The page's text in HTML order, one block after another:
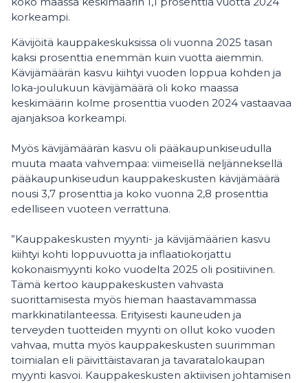
korkeampi.
Kävijöitä kauppakeskuksissa oli vuonna 2025 tasan
kaksi prosenttia enemmän kuin vuotta aiemmin.
Kävijämäärän kasvu kiihtyi vuoden loppua kohden ja
loka-joulukuun kävijämäärä oli koko maassa
keskimäärin kolme prosenttia vuoden 2024 vastaavaa
ajanjaksoa korkeampi.
Myös kävijämäärän kasvu oli pääkaupunkiseudulla
muuta maata vahvempaa: viimeisellä neljänneksellä
pääkaupunkiseudun kauppakeskusten kävijämäärä
nousi 3,7 prosenttia ja koko vuonna 2,8 prosenttia
edelliseen vuoteen verrattuna.
”Kauppakeskusten myynti- ja kävijämäärien kasvu
kiihtyi kohti loppuvuotta ja inflaatiokorjattu
kokonaismyynti koko vuodelta 2025 oli positiivinen.
Tämä kertoo kauppakeskusten vahvasta
suorittamisesta myös hieman haastavammassa
markkinatilanteessa. Erityisesti kauneuden ja
terveyden tuotteiden myynti on ollut koko vuoden
vahvaa, mutta myös kauppakeskusten suurimman
toimialan eli päivittäistavaran ja tavaratalokaupan
myynti kasvoi. Kauppakeskusten aktiivisen johtamisen